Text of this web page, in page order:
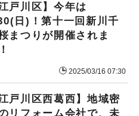
江戸川区】今年は
日)！第十一回新川千
まつりが開催されま
2025/03/16 07:30
江戸川区西葛西】地域密
リフォーム会社で、未